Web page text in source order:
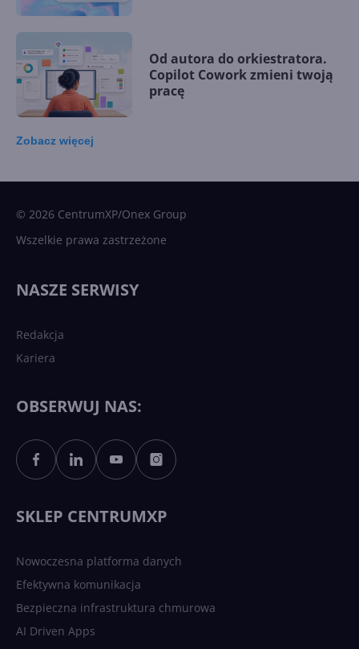
Od autora do orkiestratora.
Copilot Cowork zmieni twoją
pracę
Sztuczna inteligencja po
polsku. Dość barier
Zobacz więcej
© 2026 CentrumXP/Onex Group
Wszelkie prawa zastrzeżone
NASZE SERWISY
Redakcja
Kariera
OBSERWUJ NAS:
SKLEP CENTRUMXP
Nowoczesna platforma danych
Efektywna komunikacja
Bezpieczna infrastruktura chmurowa
AI Driven Apps